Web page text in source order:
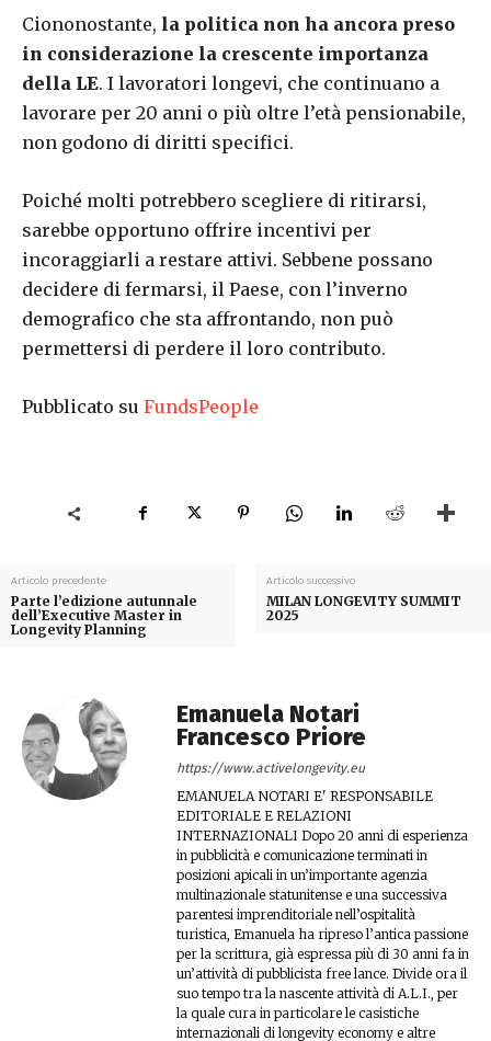
Ciononostante, la politica non ha ancora preso
in considerazione la crescente importanza
della LE. I lavoratori longevi, che continuano a
lavorare per 20 anni o più oltre l’età pensionabile,
non godono di diritti specifici.
Poiché molti potrebbero scegliere di ritirarsi,
sarebbe opportuno offrire incentivi per
incoraggiarli a restare attivi. Sebbene possano
decidere di fermarsi, il Paese, con l’inverno
demografico che sta affrontando, non può
permettersi di perdere il loro contributo.
Pubblicato su FundsPeople
Articolo precedente
Parte l’edizione autunnale
dell’Executive Master in
Longevity Planning
Articolo successivo
MILAN LONGEVITY SUMMIT
2025
Emanuela Notari
Francesco Priore
https://www.activelongevity.eu
EMANUELA NOTARI E' RESPONSABILE
EDITORIALE E RELAZIONI
INTERNAZIONALI Dopo 20 anni di esperienza
in pubblicità e comunicazione terminati in
posizioni apicali in un’importante agenzia
multinazionale statunitense e una successiva
parentesi imprenditoriale nell’ospitalità
turistica, Emanuela ha ripreso l’antica passione
per la scrittura, già espressa più di 30 anni fa in
un’attività di pubblicista free lance. Divide ora il
suo tempo tra la nascente attività di A.L.I., per
la quale cura in particolare le casistiche
internazionali di longevity economy e altre